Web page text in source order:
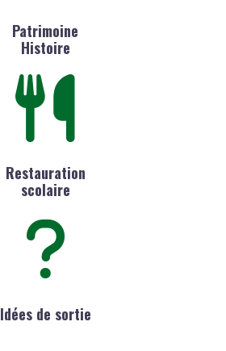
Patrimoine
Histoire
Restauration
scolaire
Idées de sortie